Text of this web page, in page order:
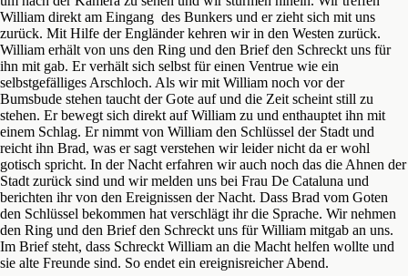
William direkt am Eingang des Bunkers und er zieht sich mit uns
zurück. Mit Hilfe der Engländer kehren wir in den Westen zurück.
William erhält von uns den Ring und den Brief den Schreckt uns für
ihn mit gab. Er verhält sich selbst für einen Ventrue wie ein
selbstgefälliges Arschloch. Als wir mit William noch vor der
Bumsbude stehen taucht der Gote auf und die Zeit scheint still zu
stehen. Er bewegt sich direkt auf William zu und enthauptet ihn mit
einem Schlag. Er nimmt von William den Schlüssel der Stadt und
reicht ihn Brad, was er sagt verstehen wir leider nicht da er wohl
gotisch spricht. In der Nacht erfahren wir auch noch das die Ahnen der
Stadt zurück sind und wir melden uns bei Frau De Cataluna und
berichten ihr von den Ereignissen der Nacht. Dass Brad vom Goten
den Schlüssel bekommen hat verschlägt ihr die Sprache. Wir nehmen
den Ring und den Brief den Schreckt uns für William mitgab an uns.
Im Brief steht, dass Schreckt William an die Macht helfen wollte und
sie alte Freunde sind. So endet ein ereignisreicher Abend.